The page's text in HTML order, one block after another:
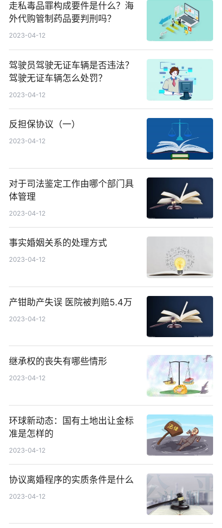
走私毒品罪构成要件是什么？海
外代购管制药品要判刑吗？
2023-04-12
驾驶员驾驶无证车辆是否违法？
驾驶无证车辆怎么处罚？
2023-04-12
反担保协议（一）
2023-04-12
对于司法鉴定工作由哪个部门具
体管理
2023-04-12
事实婚姻关系的处理方式
2023-04-12
产钳助产失误 医院被判赔5.4万
2023-04-12
继承权的丧失有哪些情形
2023-04-12
环球新动态：国有土地出让金标
准是怎样的
2023-04-12
协议离婚程序的实质条件是什么
2023-04-12